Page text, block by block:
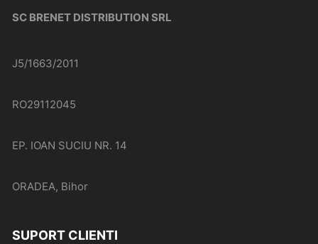
SC BRENET DISTRIBUTION SRL
J5/1663/2011
RO29112045
EP. IOAN SUCIU NR. 14
ORADEA, Bihor
SUPORT CLIENTI